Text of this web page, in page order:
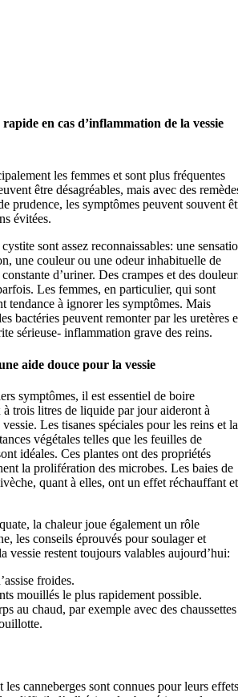
en cas d’inflammation de la vessie
les femmes et sont plus fréquentes
être désagréables, mais avec des
prudence, les symptômes peuvent souvent
évitées.
sont assez reconnaissables: une
une couleur ou une odeur inhabituelle de
d’uriner. Des crampes et des
Les femmes, en particulier, qui sont
tendance à ignorer les symptômes. Mais
bactéries peuvent remonter par les uretères
sérieuse- inflammation grave des reins.
aide douce pour la vessie
symptômes, il est essentiel de boire
trois litres de liquide par jour aideront à
Les tisanes spéciales pour les reins et la
végétales telles que les feuilles de
idéales. Ces plantes ont des propriétés
la prolifération des microbes. Les baies de
quant à elles, ont un effet réchauffant et
la chaleur joue également un rôle
les conseils éprouvés pour soulager et
vessie restent toujours valables aujourd’hui:
froides.
mouillés le plus rapidement possible.
au chaud, par exemple avec des chaussettes
canneberges sont connues pour leurs effets